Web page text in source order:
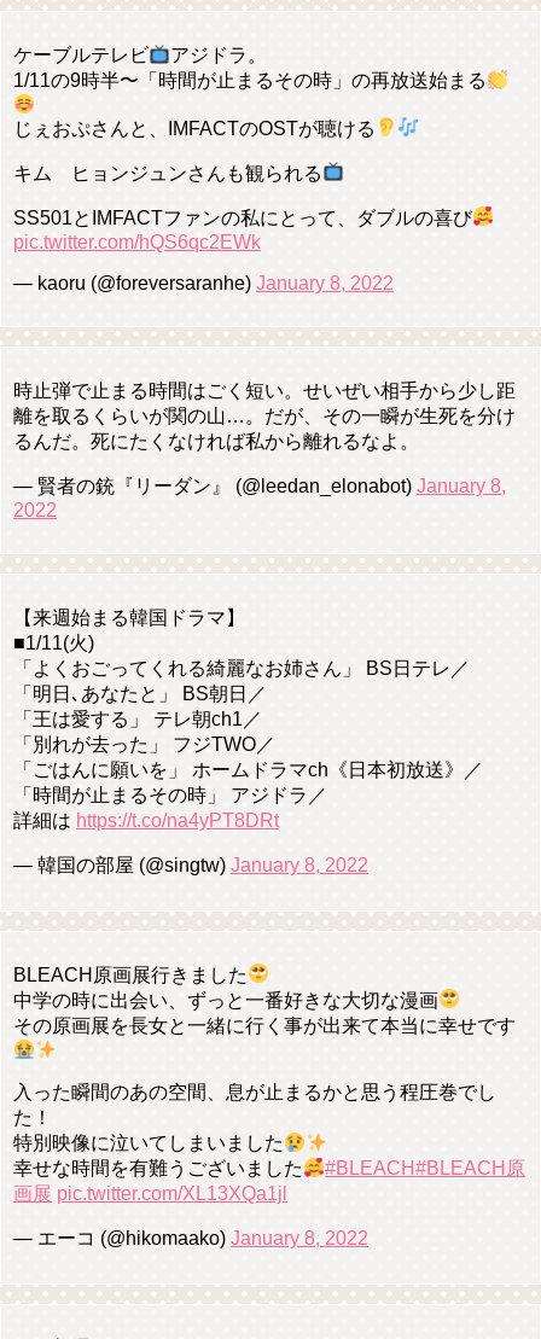
ケーブルテレビ
アジドラ。
1/11の9時半〜「時間が止まるその時」の再放送始まる
じぇおぷさんと、IMFACTのOSTが聴ける
キム ヒョンジュンさんも観られる
SS501とIMFACTファンの私にとって、ダブルの喜び
pic.twitter.com/hQS6qc2EWk
— kaoru (@foreversaranhe) January 8, 2022
時止弾で止まる時間はごく短い。せいぜい相手から少し距
離を取るくらいが関の山…。だが、その一瞬が生死を分け
るんだ。死にたくなければ私から離れるなよ。
— 賢者の銃『リーダン』 (@leedan_elonabot) January 8,
2022
【来週始まる韓国ドラマ】
■1/11(火)
「よくおごってくれる綺麗なお姉さん」 BS日テレ／
「明日､あなたと」 BS朝日／
「王は愛する」 テレ朝ch1／
「別れが去った」 フジTWO／
「ごはんに願いを」 ホームドラマch《日本初放送》／
「時間が止まるその時」 アジドラ／
詳細は https://t.co/na4yPT8DRt
— 韓国の部屋 (@singtw) January 8, 2022
BLEACH原画展行きました
中学の時に出会い、ずっと一番好きな大切な漫画
その原画展を長女と一緒に行く事が出来て本当に幸せです
入った瞬間のあの空間、息が止まるかと思う程圧巻でし
た！
特別映像に泣いてしまいました
幸せな時間を有難うございました
#BLEACH#BLEACH原
画展 pic.twitter.com/XL13XQa1jl
— エーコ (@hikomaako) January 8, 2022